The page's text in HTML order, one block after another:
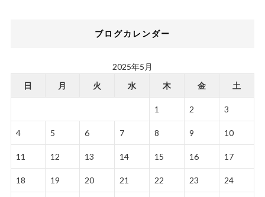
ブログカレンダー
2025年5月
日
月 火 水 木 金 土
1 2 3
4 5 6 7 8 9 10
11 12 13 14 15 16 17
18 19 20 21 22 23 24